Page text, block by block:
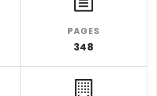
PAGES
348